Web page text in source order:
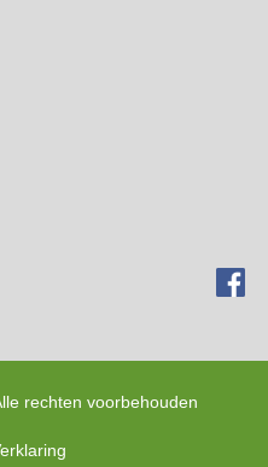
rechten voorbehouden